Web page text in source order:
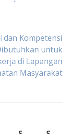
dan Kompetensi
untuk
di Lapangan
Masyarakat